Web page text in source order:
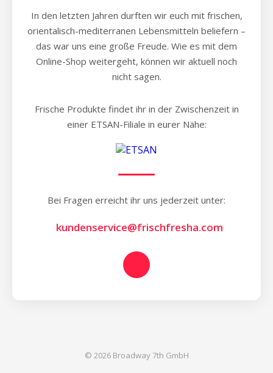
In den letzten Jahren durften wir euch mit frischen,
orientalisch-mediterranen Lebensmitteln beliefern –
das war uns eine große Freude. Wie es mit dem
Online-Shop weitergeht, können wir aktuell noch
nicht sagen.
Frische Produkte findet ihr in der Zwischenzeit in
einer ETSAN-Filiale in eurer Nähe:
Bei Fragen erreicht ihr uns jederzeit unter:
kundenservice@frischfresha.com
© 2026 Broadway 7th GmbH